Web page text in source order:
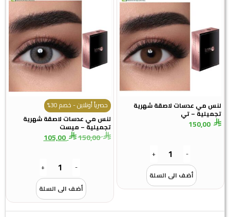
لنس مي عدسات لاصقة شهرية
تجميلية – تي
150,00
-
+
أضف الى السلة
حصرياً أونلاين - خصم 30%
لنس مي عدسات لاصقة شهرية
تجميلية – ميست
150,00
105,00
-
+
أضف الى السلة